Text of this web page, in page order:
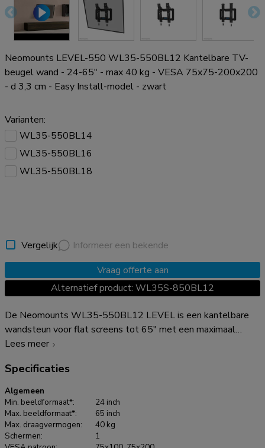
Neomounts LEVEL-550 WL35-550BL12 Kantelbare TV-
beugel wand - 24-65" - max 40 kg - VESA 75x75-200x200
- d 3,3 cm - Easy Install-model - zwart
Varianten:
WL35-550BL14
WL35-550BL16
WL35-550BL18
Vergelijk
Informeer een bekende
Vraag offerte aan
Alternatief product: WL35S-850BL12
De Neomounts WL35-550BL12 LEVEL is een kantelbare
wandsteun voor flat screens tot 65" met een maximaal
draagvermogen van 40 kg. Door de veelzijdige
LEVEL-550 wandsteun heeft een diepte van 3,3 cm en is
geschikt voor schermen met VESA gatenpatroon 75x75 tot
200x200 mm. De WL35-550BL12 is voorzien van een
handig magnetisch pull & release systeem, waarmee je de tv
in een oogwenk kunt bevestigen en op een veilige en solide
manier kunt vastzetten. Nadien kunnen de pull & release
Lees meer
Specificaties
Algemeen
Min. beeldformaat*:
24 inch
Max. beeldformaat*:
65 inch
Max. draagvermogen:
40 kg
Schermen:
1